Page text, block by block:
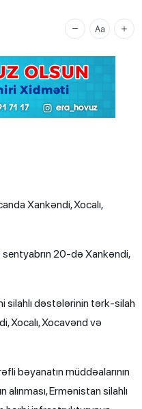
Xankəndi, Xocalı,
20-də Xankəndi,
silahlı dəstələrinin tərk-silah
Xocalı, Xocavənd və
bəyanatın müddəalarının
Ermənistan silahlı